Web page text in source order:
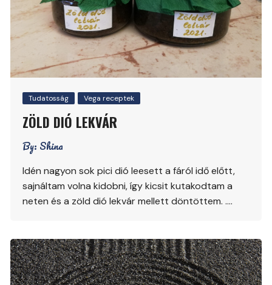
Tudatosság Vega receptek
ZÖLD DIÓ LEKVÁR
By: Shina
Idén nagyon sok pici dió leesett a fáról idő előtt,
sajnáltam volna kidobni, így kicsit kutakodtam a
neten és a zöld dió lekvár mellett döntöttem. ….